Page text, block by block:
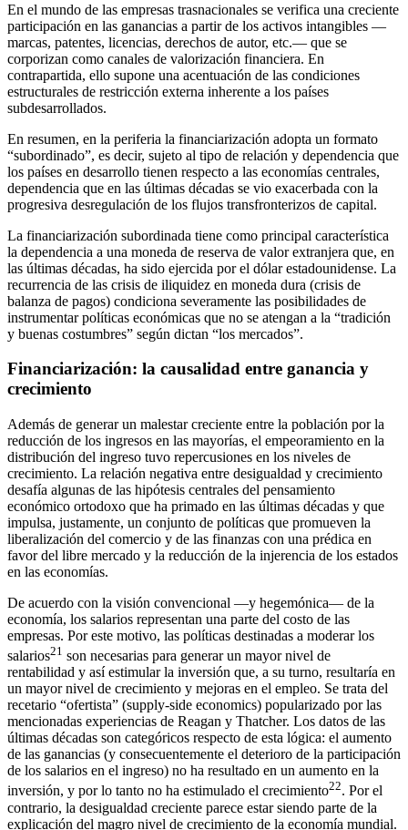
En el mundo de las empresas trasnacionales se verifica una creciente
participación en las ganancias a partir de los activos intangibles —
marcas, patentes, licencias, derechos de autor, etc.— que se
corporizan como canales de valorización financiera. En
contrapartida, ello supone una acentuación de las condiciones
estructurales de restricción externa inherente a los países
subdesarrollados.
En resumen, en la periferia la financiarización adopta un formato
“subordinado”, es decir, sujeto al tipo de relación y dependencia que
los países en desarrollo tienen respecto a las economías centrales,
dependencia que en las últimas décadas se vio exacerbada con la
progresiva desregulación de los flujos transfronterizos de capital.
La financiarización subordinada tiene como principal característica
la dependencia a una moneda de reserva de valor extranjera que, en
las últimas décadas, ha sido ejercida por el dólar estadounidense. La
recurrencia de las crisis de iliquidez en moneda dura (crisis de
balanza de pagos) condiciona severamente las posibilidades de
instrumentar políticas económicas que no se atengan a la “tradición
y buenas costumbres” según dictan “los mercados”.
Financiarización: la causalidad entre ganancia y
crecimiento
Además de generar un malestar creciente entre la población por la
reducción de los ingresos en las mayorías, el empeoramiento en la
distribución del ingreso tuvo repercusiones en los niveles de
crecimiento. La relación negativa entre desigualdad y crecimiento
desafía algunas de las hipótesis centrales del pensamiento
económico ortodoxo que ha primado en las últimas décadas y que
impulsa, justamente, un conjunto de políticas que promueven la
liberalización del comercio y de las finanzas con una prédica en
favor del libre mercado y la reducción de la injerencia de los estados
en las economías.
De acuerdo con la visión convencional —y hegemónica— de la
economía, los salarios representan una parte del costo de las
empresas. Por este motivo, las políticas destinadas a moderar los
salarios21 son necesarias para generar un mayor nivel de
rentabilidad y así estimular la inversión que, a su turno, resultaría en
un mayor nivel de crecimiento y mejoras en el empleo. Se trata del
recetario “ofertista” (supply-side economics) popularizado por las
mencionadas experiencias de Reagan y Thatcher. Los datos de las
últimas décadas son categóricos respecto de esta lógica: el aumento
de las ganancias (y consecuentemente el deterioro de la participación
de los salarios en el ingreso) no ha resultado en un aumento en la
inversión, y por lo tanto no ha estimulado el crecimiento22. Por el
contrario, la desigualdad creciente parece estar siendo parte de la
explicación del magro nivel de crecimiento de la economía mundial.